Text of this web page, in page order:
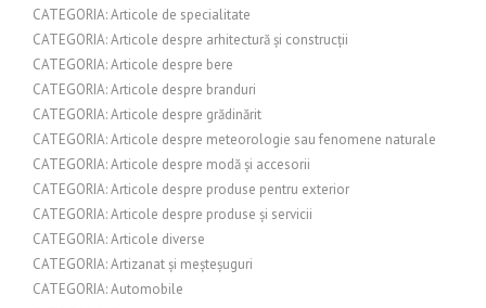
CATEGORIA: Articole de specialitate
CATEGORIA: Articole despre arhitectură și construcții
CATEGORIA: Articole despre bere
CATEGORIA: Articole despre branduri
CATEGORIA: Articole despre grădinărit
CATEGORIA: Articole despre meteorologie sau fenomene naturale
CATEGORIA: Articole despre modă și accesorii
CATEGORIA: Articole despre produse pentru exterior
CATEGORIA: Articole despre produse și servicii
CATEGORIA: Articole diverse
CATEGORIA: Artizanat și meșteșuguri
CATEGORIA: Automobile